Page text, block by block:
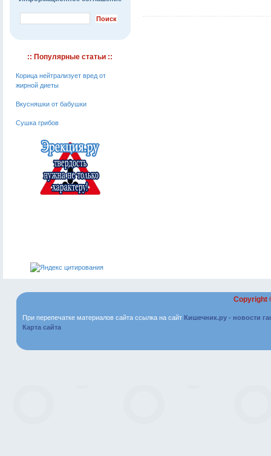
:: Популярные статьи ::
Корица нейтрализует вред от
жирной диеты
Вкусняшки от бабушки
Сушка грибов
Copyright
При перепечатке материалов сайта ссылка на сайт Кишечник.ру - новости
Карта сайта